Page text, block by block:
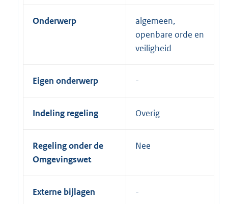
Onderwerp
algemeen,
openbare orde en
veiligheid
Eigen onderwerp
Indeling regeling Overig
Regeling onder de
Omgevingswet
Nee
Externe bijlagen